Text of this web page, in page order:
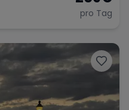
pro Tag